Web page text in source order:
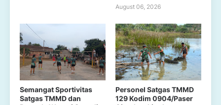
August 06, 2026
Semangat Sportivitas
Satgas TMMD dan
Personel Satgas TMMD
129 Kodim 0904/Paser